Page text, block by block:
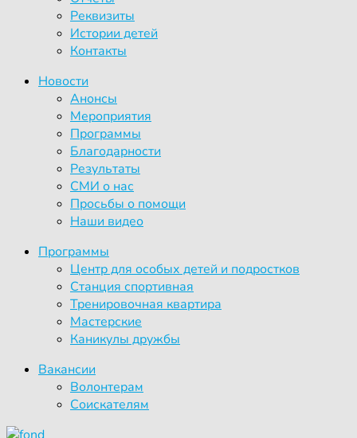
Реквизиты
Истории детей
Контакты
Новости
Анонсы
Мероприятия
Программы
Благодарности
Результаты
СМИ о нас
Просьбы о помощи
Наши видео
Программы
Центр для особых детей и подростков
Станция спортивная
Тренировочная квартира
Мастерские
Каникулы дружбы
Вакансии
Волонтерам
Соискателям